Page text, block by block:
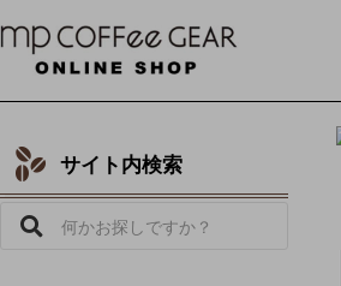
サイト内検索